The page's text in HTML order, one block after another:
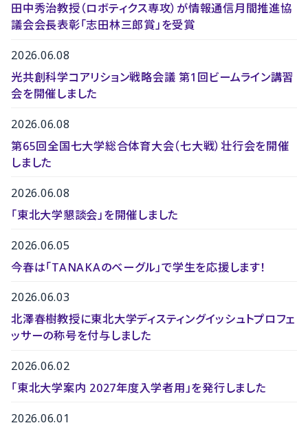
田中秀治教授（ロボティクス専攻）が情報通信月間推進協
議会会長表彰「志田林三郎賞」を受賞
2026.06.08
光共創科学コアリション戦略会議 第1回ビームライン講習
会を開催しました
2026.06.08
第65回全国七大学総合体育大会（七大戦）壮行会を開催
しました
2026.06.08
「東北大学懇談会」を開催しました
2026.06.05
今春は「TANAKAのベーグル」で学生を応援します！
2026.06.03
北澤春樹教授に東北大学ディスティングイッシュトプロフェ
ッサーの称号を付与しました
2026.06.02
「東北大学案内 2027年度入学者用」を発行しました
2026.06.01